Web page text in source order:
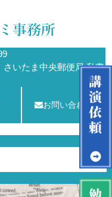
いたま中央郵便局 私書
お問い合わせ